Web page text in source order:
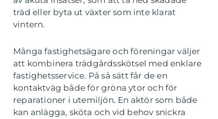
träd eller byta ut växter som inte klarat
vintern.
Många fastighetsägare och föreningar väljer
att kombinera trädgårdsskötsel med enklare
fastighetsservice. På så sätt får de en
kontaktväg både för gröna ytor och för
reparationer i utemiljön. En aktör som både
kan anlägga, sköta och vid behov snickra